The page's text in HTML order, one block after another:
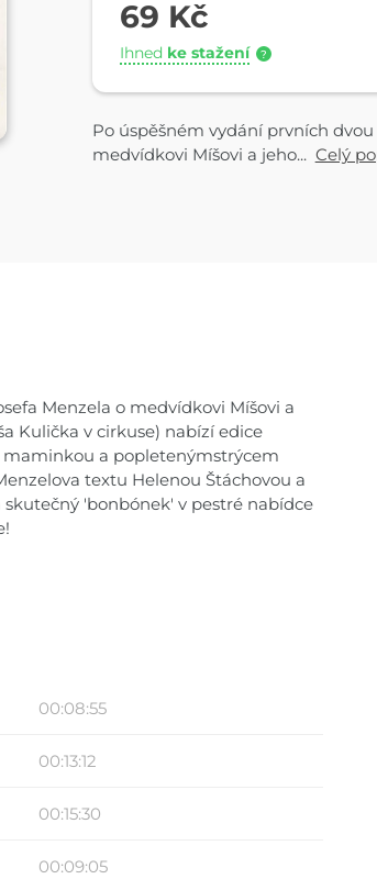
69 Kč
Ihned ke stažení ?
Po úspěšném vydání prvních
medvídkovi Míšovi a jeho... Celý
Menzela o medvídkovi Míšovi a
Kulička v cirkuse) nabízí edice
maminkou a popletenýmstrýcem
textu Helenou Štáchovou a
'bonbónek' v pestré nabídce
00:08:55
00:13:12
00:15:30
00:09:05